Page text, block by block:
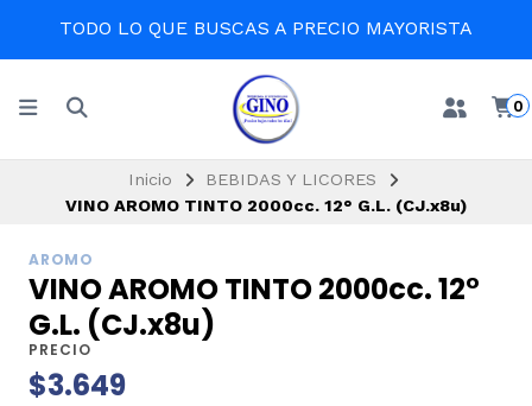
TODO LO QUE BUSCAS A PRECIO MAYORISTA
0
Inicio
BEBIDAS Y LICORES
VINO AROMO TINTO 2000cc. 12° G.L. (CJ.x8u)
AROMO
VINO AROMO TINTO 2000cc. 12°
G.L. (CJ.x8u)
PRECIO
$3.649